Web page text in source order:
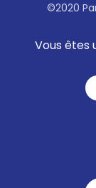
©2020
Vous êtes